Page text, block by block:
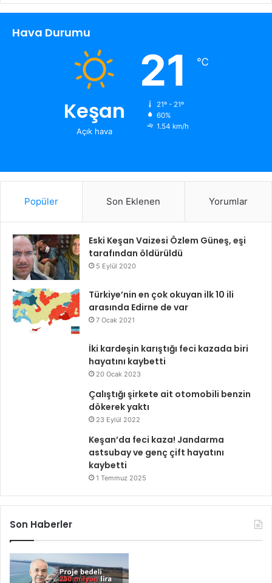
Hava Durumu
Keşan
Açık hava
21 ℃
21º - 21º
60%
1.54 km/h
Popüler Son Eklenen Yorumlar
Eski Keşan Vaizesi Özlem Güneş, eşi
tarafından öldürüldü
5 Eylül 2020
Türkiye’nin en çok okuyan ilk 10 ili
arasında Edirne de var
7 Ocak 2021
İki kardeşin karıştığı feci kazada biri
hayatını kaybetti
20 Ocak 2023
Çalıştığı şirkete ait otomobili benzin
dökerek yaktı
23 Eylül 2022
Keşan’da feci kaza! Jandarma
astsubay ve genç çift hayatını
kaybetti
1 Temmuz 2025
Son Haberler